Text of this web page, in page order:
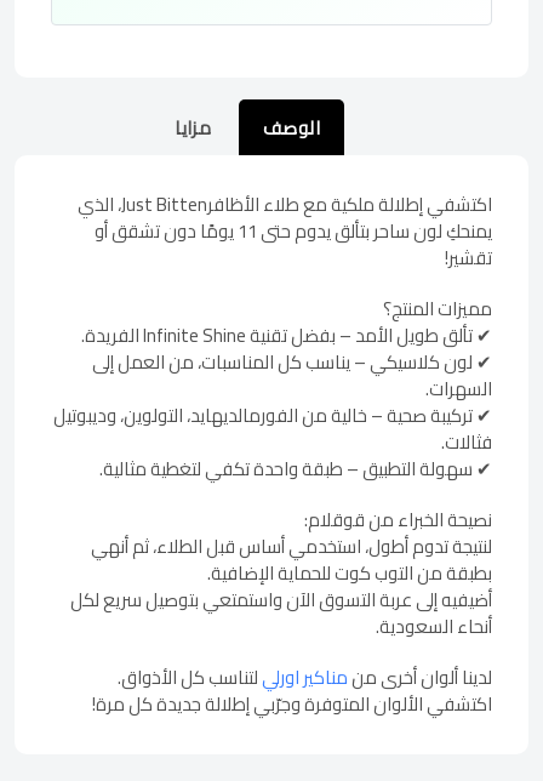
الوصف مزايا
اكتشفي إطلالة ملكية مع طلاء الأظافرJust Bitten، الذي
يمنحكِ لون ساحر بتألق يدوم حتى 11 يومًا دون تشقق أو
تقشير!
مميزات المنتج؟
✔ تألق طويل الأمد – بفضل تقنية Infinite Shine الفريدة.
✔ لون كلاسيكي – يناسب كل المناسبات، من العمل إلى
السهرات.
✔ تركيبة صحية – خالية من الفورمالديهايد، التولوين، وديبوتيل
فثالات.
✔ سهولة التطبيق – طبقة واحدة تكفي لتغطية مثالية.
نصيحة الخبراء من قوقلام:
لنتيجة تدوم أطول، استخدمي أساس قبل الطلاء، ثم أنهي
بطبقة من التوب كوت للحماية الإضافية.
أضيفيه إلى عربة التسوق الآن واستمتعي بتوصيل سريع لكل
أنحاء السعودية.
لدينا ألوان أخرى منمناكير اورليلتناسب كل الأذواق.
اكتشفي الألوان المتوفرة وجرّبي إطلالة جديدة كل مرة!